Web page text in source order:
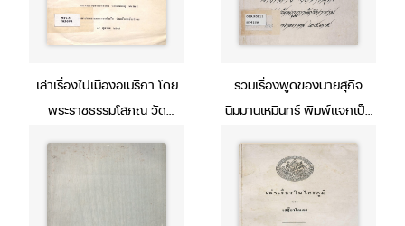
จังหวัดนครปฐม วันที่ 22
มีนาคม พุทธศักราช 2514
นมหาเถร) วัดเทวสังฆาราม
กาญจนบุรี 21-22 เมษายน
เล่าเรื่องไปเมืองอเมริกา โดย
พระราชธรรมโสภณ วัด
พระราชทานเพลิงศพ นาย
แพทย์ตุ๊ ชัยวัฒน์ ณ
รวมเรื่องพูดของนายสุกิจ
นิมมานเหมินทร์ พิมพ์แจกเป็น
อภิชาตบุตร์ ณ เมรุวัดมกุฎ
กษัตริยาราม 25 พฤษภาคม
2515